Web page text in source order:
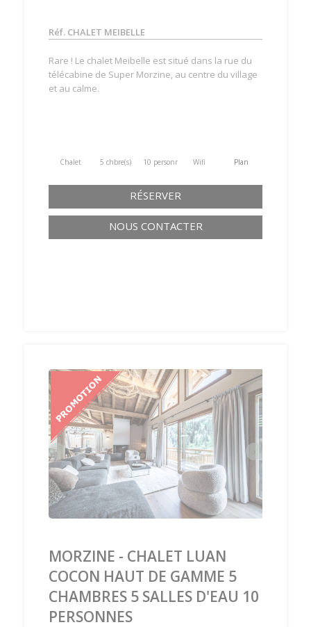
Réf. CHALET MEIBELLE
Rare ! Le chalet Meibelle est situé dans la rue du
télécabine de Super Morzine, au centre du village
et au calme.
Chalet 5 chbre(s) 10 personne(s) Wifi Plan
RÉSERVER
NOUS CONTACTER
‹
MORZINE - CHALET LUAN
COCON HAUT DE GAMME 5
CHAMBRES 5 SALLES D'EAU 10
PERSONNES